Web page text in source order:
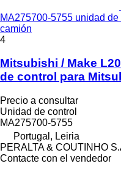
MA275700-5755 unidad
camión
4
Mitsubishi / Make
de control para
Precio a consultar
Unidad de control
MA275700-5755
Portugal, Leiria
PERALTA & COUTINHO
Contacte con el vendedor